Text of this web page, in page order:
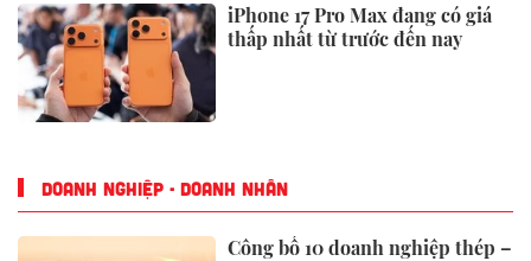
iPhone 17 Pro Max đang có giá
thấp nhất từ trước đến nay
DOANH NGHIỆP - DOANH NHÂN
Công bố 10 doanh nghiệp thép –